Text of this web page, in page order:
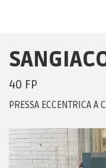
SANGIACOMO 40 FP
40 FP
PRESSA ECCENTRICA A